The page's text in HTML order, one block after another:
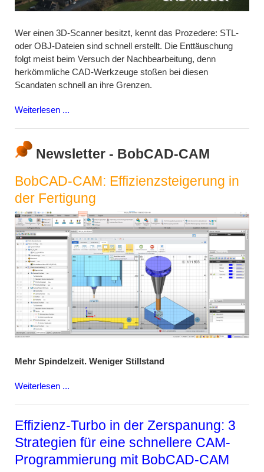
Wer einen 3D-Scanner besitzt, kennt das Prozedere: STL-
oder OBJ-Dateien sind schnell erstellt. Die Enttäuschung
folgt meist beim Versuch der Nachbearbeitung, denn
herkömmliche CAD-Werkzeuge stoßen bei diesen
Scandaten schnell an ihre Grenzen.
Weiterlesen ...
Newsletter - BobCAD-CAM
BobCAD-CAM: Effizienzsteigerung in
der Fertigung
Mehr Spindelzeit. Weniger Stillstand
Weiterlesen ...
Effizienz-Turbo in der Zerspanung: 3
Strategien für eine schnellere CAM-
Programmierung mit BobCAD-CAM